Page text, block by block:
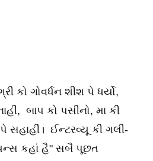
કો ગોવર્ધન શીશ પે ધર્યો,
બાપ કો પસીનો, મા કી
ઈન્ટરવ્યૂ કી ગલી-
કહાં હૈ" સબૈ પૂછત